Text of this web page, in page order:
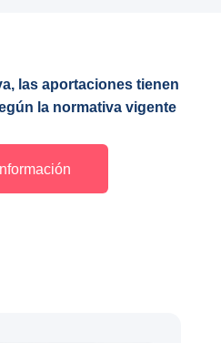
las aportaciones tienen
la normativa vigente